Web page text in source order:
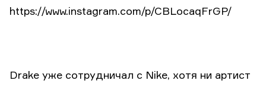
https://www.instagram.com/p/CBLocaqFrGP/
Drake уже сотрудничал с Nike, хотя ни артист